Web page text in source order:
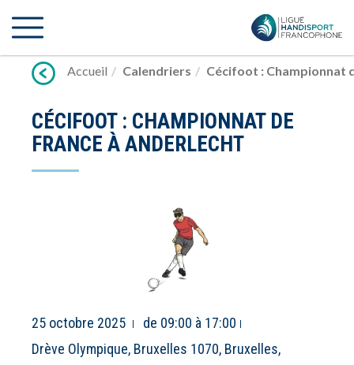
vers
Accueil
Calendriers Cécifoot : Championnat
CÉCIFOOT : CHAMPIONNAT DE
FRANCE À ANDERLECHT
25 octobre 2025
de 09:00 à 17:00
Drève Olympique, Bruxelles 1070, Bruxelles,